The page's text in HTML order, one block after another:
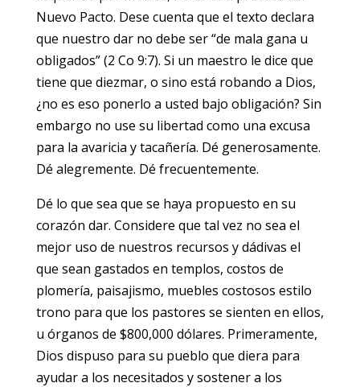
Nuevo Pacto. Dese cuenta que el texto declara
que nuestro dar no debe ser “de mala gana u
obligados” (2 Co 9:7). Si un maestro le dice que
tiene que diezmar, o sino está robando a Dios,
¿no es eso ponerlo a usted bajo obligación? Sin
embargo no use su libertad como una excusa
para la avaricia y tacañería. Dé generosamente.
Dé alegremente. Dé frecuentemente.
Dé lo que sea que se haya propuesto en su
corazón dar. Considere que tal vez no sea el
mejor uso de nuestros recursos y dádivas el
que sean gastados en templos, costos de
plomería, paisajismo, muebles costosos estilo
trono para que los pastores se sienten en ellos,
u órganos de $800,000 dólares. Primeramente,
Dios dispuso para su pueblo que diera para
ayudar a los necesitados y sostener a los